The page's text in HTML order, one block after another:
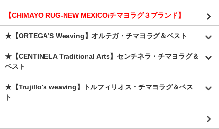
【CHIMAYO RUG-NEW MEXICO/チマヨラグ３ブランド】
★【ORTEGA’S Weaving】オルテガ・チマヨラグ＆ベスト
★【CENTINELA Traditional Arts】センチネラ・チマヨラグ＆
ベスト
★【Trujillo's weaving】トルフィリオス・チマヨラグ＆ベス
ト
.